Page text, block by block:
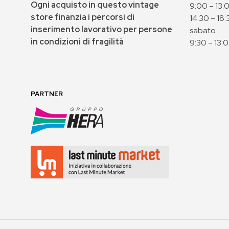
Ogni acquisto in questo vintage
store finanzia i percorsi di
inserimento lavorativo per persone
in condizioni di fragilità
9:00 –
14:30 –
sabato
9:30 –
PARTNER